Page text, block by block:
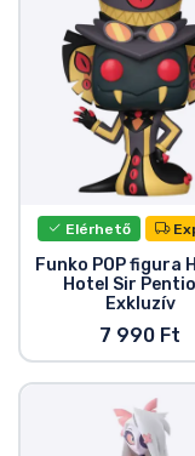
Elérhető
Funko POP figura
Hotel Sir
Exkluzív
7 990 Ft